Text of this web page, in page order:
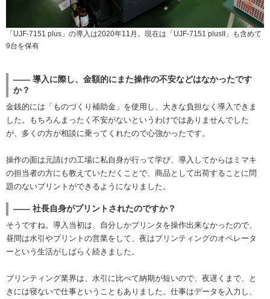
「UJF-7151 plus」の導入は2020年11月。現在は「UJF-7151 plusII」も含めて
9台を保有
―― 導入に際し、金額的にまた操作の不安などはなかったです
か？
金銭的には「ものづくり補助金」を使用し、大きな負担なく導入できま
した。もちろんまったく不安がないというわけではありませんでした
が、多くの方が相談に乗ってくれたので心強かったです。
操作の面は元請けの工場に私自身が行って学び、導入してからはミマキ
の担当者の方にも教えていただくことで、商品として出荷することに問
題のないプリントができるようになりました。
―― 社長自身がプリントされたのですか？
そうですね。導入当初は、自分しかプリンタを操作出来なかったので、
昼間は水引やプリントの営業をして、夜はプリンティングのオペレータ
ーという生活がしばらく続きました。
プリンティング業界は、水引に比べて納期が短いので、夜遅くまで、と
きには寝ないで仕事ということもありました。仕事はデータを入力し、